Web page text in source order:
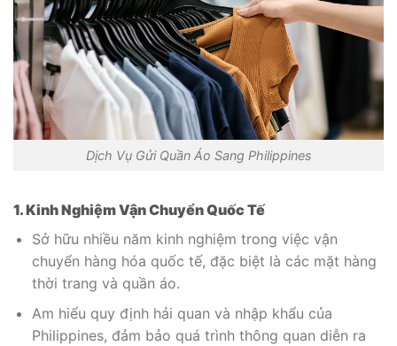
Dịch Vụ Gửi Quần Áo Sang Philippines
1. Kinh Nghiệm Vận Chuyển Quốc Tế
Sở hữu nhiều năm kinh nghiệm trong việc vận
chuyển hàng hóa quốc tế, đặc biệt là các mặt hàng
thời trang và quần áo.
Am hiểu quy định hải quan và nhập khẩu của
Philippines, đảm bảo quá trình thông quan diễn ra